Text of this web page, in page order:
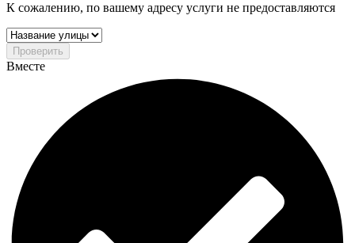
К сожалению, по вашему адресу услуги не предоставляются
Проверить
Вместе